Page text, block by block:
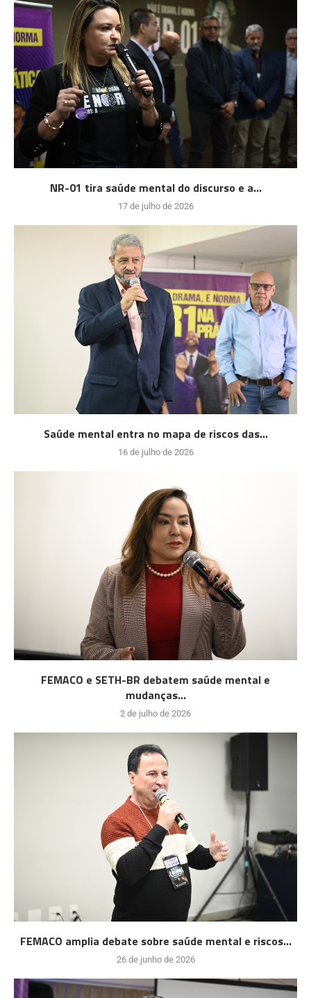
NR-01 tira saúde mental do discurso e a...
17 de julho de 2026
Saúde mental entra no mapa de riscos das...
16 de julho de 2026
FEMACO e SETH-BR debatem saúde mental e
mudanças...
2 de julho de 2026
FEMACO amplia debate sobre saúde mental e riscos...
26 de junho de 2026